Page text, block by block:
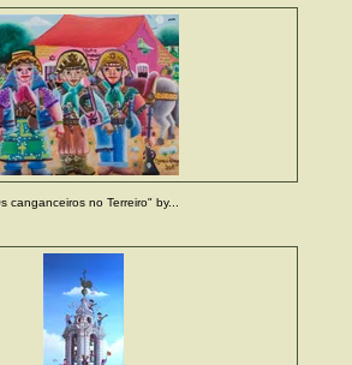
canganceiros no Terreiro" by...